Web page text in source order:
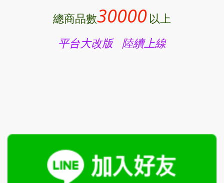
總商品數30000 以上
平台大改版 陸續上線